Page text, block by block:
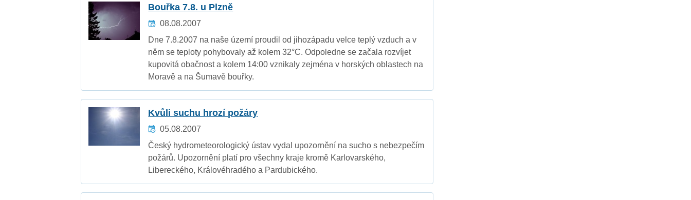
Bouřka 7.8. u Plzně
08.08.2007
Dne 7.8.2007 na naše území proudil od jihozápadu velce teplý vzduch a v
něm se teploty pohybovaly až kolem 32°C. Odpoledne se začala rozvíjet
kupovitá obačnost a kolem 14:00 vznikaly zejména v horských oblastech na
Moravě a na Šumavě bouřky.
Kvůli suchu hrozí požáry
05.08.2007
Český hydrometeorologický ústav vydal upozornění na sucho s nebezpečím
požárů. Upozornění platí pro všechny kraje kromě Karlovarského,
Libereckého, Královéhradého a Pardubického.